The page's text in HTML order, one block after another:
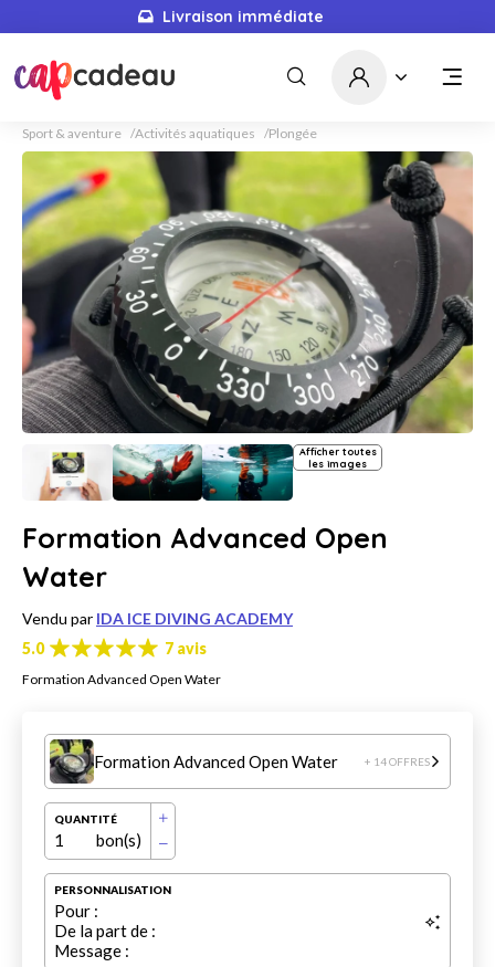
Livraison immédiate
Sport & aventure Activités aquatiques Plongée
Afficher toutes
les images
Formation Advanced Open
Water
Vendu par IDA ICE DIVING ACADEMY
5.0
7 avis
Formation Advanced Open Water
Formation Advanced Open Water + 14 OFFRES
QUANTITÉ
1 bon(s)
PERSONNALISATION
Pour :
De la part de :
Message :